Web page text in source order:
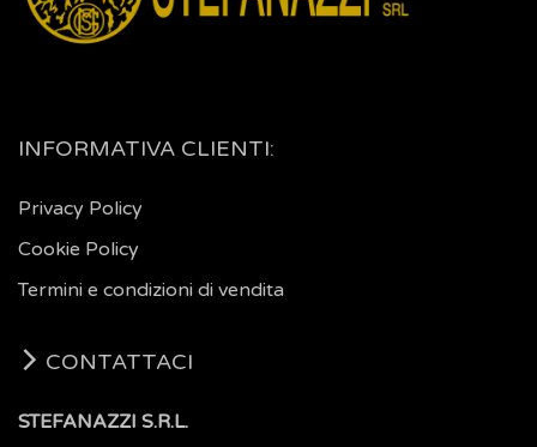
INFORMATIVA CLIENTI:
Privacy Policy
Cookie Policy
Termini e condizioni di vendita
CONTATTACI
STEFANAZZI S.R.L.